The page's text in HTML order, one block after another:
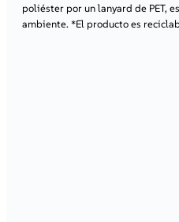
poliéster por un lanyard de PET,
ambiente. *El producto es